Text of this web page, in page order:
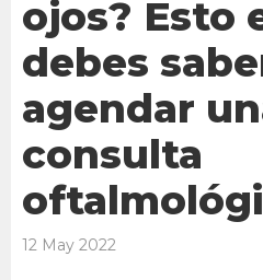
ojos? Esto
debes
agendar
consulta
12 May 2022